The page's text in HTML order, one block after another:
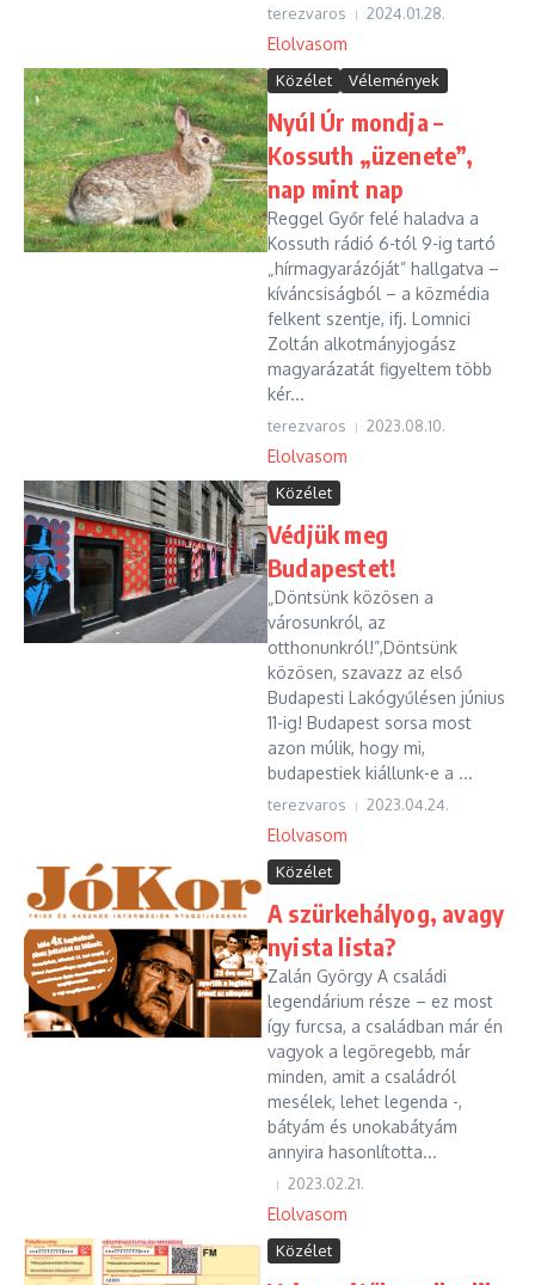
terezvaros 2024.01.28.
Elolvasom
Közélet Vélemények
Nyúl Úr mondja –
Kossuth „üzenete”,
nap mint nap
Reggel Győr felé haladva a
Kossuth rádió 6-tól 9-ig tartó
„hírmagyarázóját” hallgatva –
kíváncsiságból – a közmédia
felkent szentje, ifj. Lomnici
Zoltán alkotmányjogász
magyarázatát figyeltem több
kér...
terezvaros 2023.08.10.
Elolvasom
Közélet
Védjük meg
Budapestet!
„Döntsünk közösen a
városunkról, az
otthonunkról!”,Döntsünk
közösen, szavazz az első
Budapesti Lakógyűlésen június
11-ig! Budapest sorsa most
azon múlik, hogy mi,
budapestiek kiállunk-e a ...
terezvaros 2023.04.24.
Elolvasom
Közélet
A szürkehályog, avagy
nyista lista?
Zalán György A családi
legendárium része – ez most
így furcsa, a családban már én
vagyok a legöregebb, már
minden, amit a családról
mesélek, lehet legenda -,
bátyám és unokabátyám
annyira hasonlította...
2023.02.21.
Elolvasom
Közélet